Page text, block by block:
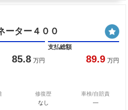
ター４００
85.8 万円
支払総額
89.9 万円
修復歴
なし
車検/自賠責
―